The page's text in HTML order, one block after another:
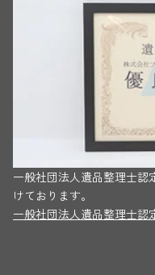
一般社団法人遺品整理士認
けております。
一般社団法人遺品整理士認